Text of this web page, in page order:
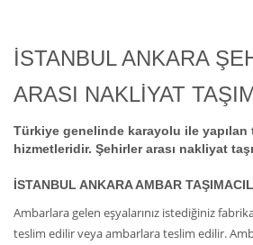
İSTANBUL ANKARA
ARASI NAKLİYAT
Türkiye genelinde karayolu ile yapılan
hizmetleridir. Şehirler arası nakliyat
İSTANBUL ANKARA AMBAR
Ambarlara gelen eşyalarınız istediğiniz
teslim edilir veya ambarlara teslim edilir.